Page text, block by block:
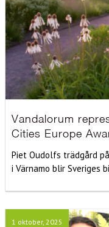
Vandalorum
Cities Europe
Piet Oudolfs trädgård
i Värnamo blir Sveriges
1 oktober, 2025